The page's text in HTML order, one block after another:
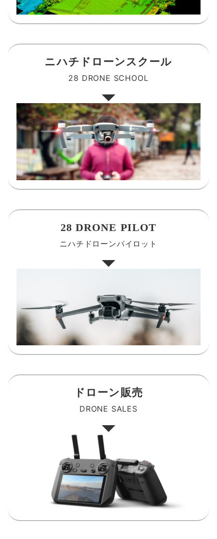
ニハチドローンスクール
28 DRONE SCHOOL
28 DRONE PILOT
ニハチドローンパイロット
ドローン販売
DRONE SALES